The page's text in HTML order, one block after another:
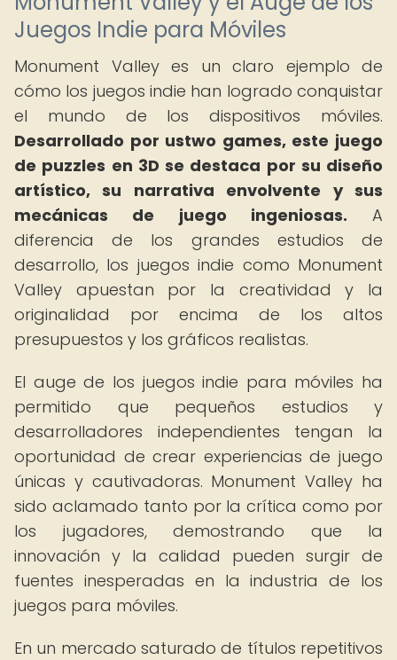
Juegos Indie para Móviles
Monument Valley es un claro ejemplo de
cómo los juegos indie han logrado conquistar
el mundo de los dispositivos móviles.
Desarrollado por ustwo games, este juego
de puzzles en 3D se destaca por su diseño
artístico, su narrativa envolvente y sus
mecánicas de juego ingeniosas. A
diferencia de los grandes estudios de
desarrollo, los juegos indie como Monument
Valley apuestan por la creatividad y la
originalidad por encima de los altos
presupuestos y los gráficos realistas.
El auge de los juegos indie para móviles ha
permitido que pequeños estudios y
desarrolladores independientes tengan la
oportunidad de crear experiencias de juego
únicas y cautivadoras. Monument Valley ha
sido aclamado tanto por la crítica como por
los jugadores, demostrando que la
innovación y la calidad pueden surgir de
fuentes inesperadas en la industria de los
juegos para móviles.
En un mercado saturado de títulos repetitivos